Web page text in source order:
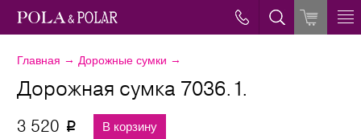
Главная → Дорожные сумки →
Дорожная сумка 7036.1.
3 520 p В корзину